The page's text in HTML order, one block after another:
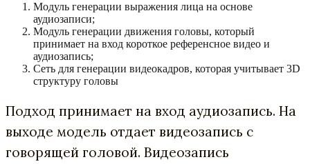
Модуль генерации выражения лица на основе
аудиозаписи;
Модуль генерации движения головы, который
принимает на вход короткое референсное видео и
аудиозапись;
Сеть для генерации видеокадров, которая учитывает 3D
структуру головы
Подход принимает на вход аудиозапись. На
выходе модель отдает видеозапись с
говорящей головой. Видеозапись